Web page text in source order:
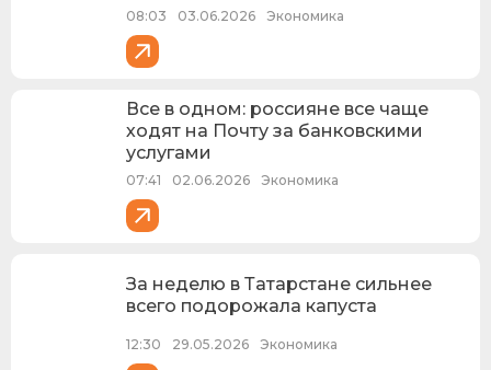
08:03 03.06.2026 Экономика
Все в одном: россияне все чаще
ходят на Почту за банковскими
услугами
07:41 02.06.2026 Экономика
За неделю в Татарстане сильнее
всего подорожала капуста
12:30 29.05.2026 Экономика